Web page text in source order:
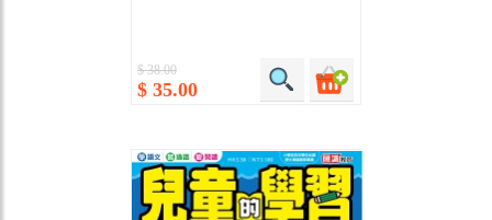
$ 38.00
$ 35.00